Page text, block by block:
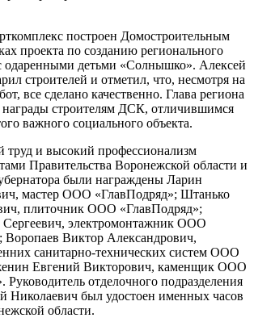
построен Домостроительным
проекта по созданию регионального
одаренными детьми «Солнышко». Алексей
строителей и отметил, что, несмотря на
все сделано качественно. Глава региона
награды строителям ДСК, отличившимся
важного социального объекта.
труд и высокий профессионализм
Правительства Воронежской области и
были награждены Ларин
мастер ООО «ГлавПодряд»; Штанько
плиточник ООО «ГлавПодряд»;
электромонтажник ООО
Воропаев Виктор Александрович,
санитарно-технических систем ООО
Евгений Викторович, каменщик ООО
отделочного подразделения
был удостоен именных часов
области.